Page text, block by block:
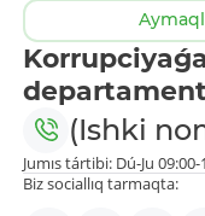
(Ishki
Jumıs tártibi: Dú-Ju 09:00-
Biz sociallıq tarmaqta: